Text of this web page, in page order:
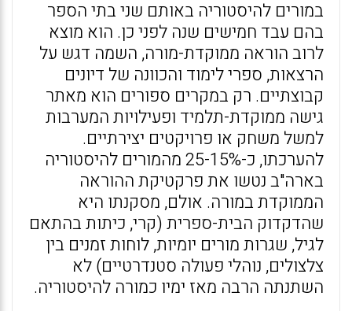
במורים להיסטוריה באותם שני בתי הספר
בהם עבד חמישים שנה לפני כן. הוא מוצא
לרוב הוראה ממוקדת-מורה, השמה דגש על
הרצאות, ספרי לימוד והכוונה של דיונים
קבוצתיים. רק במקרים ספורים הוא מאתר
גישה ממוקדת-תלמיד ופעילויות המערבות
למשל משחק או פרויקטים יצירתיים.
להערכתו, כ-25-15% מהמורים להיסטוריה
בארה"ב נטשו את פרקטיקת ההוראה
הממוקדת במורה. אולם, מסקנתו היא
שהדקדוק הבית-ספרית (קרי, כיתות בהתאם
לגיל, שגרות מורים יומיות, לוחות זמנים בין
צלצולים, נוהלי פעולה סטנדרטיים) לא
השתנתה הרבה מאז ימיו כמורה להיסטוריה.